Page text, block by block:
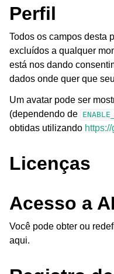
Perfil
Todos os campos desta
excluídos a qualquer
está nos dando
dados onde quer que
Um avatar pode ser
(dependendo de
obtidas utilizando
Licenças
Acesso a
Você pode obter ou
aqui.